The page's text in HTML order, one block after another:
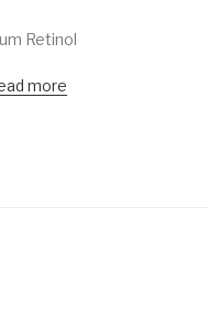
Retinol
more